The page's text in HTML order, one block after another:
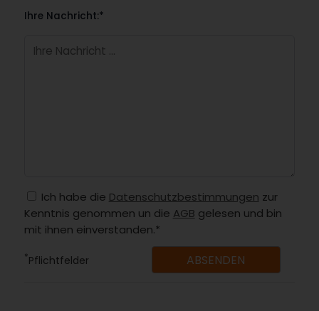
Ihre Nachricht:*
Ich habe die Datenschutzbestimmungen zur
Kenntnis genommen un die AGB gelesen und bin
mit ihnen einverstanden.*
*Pflichtfelder